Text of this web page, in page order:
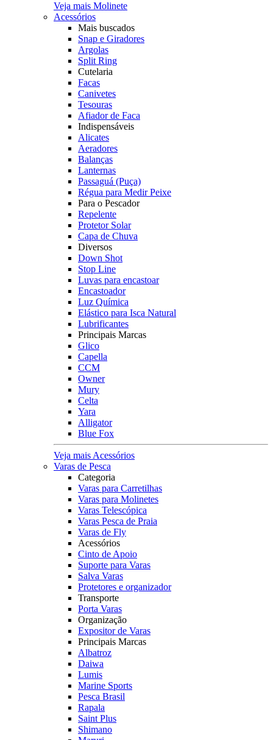
Veja mais Molinete
Acessórios
Mais buscados
Snap e Giradores
Argolas
Split Ring
Cutelaria
Facas
Canivetes
Tesouras
Afiador de Faca
Indispensáveis
Alicates
Aeradores
Balanças
Lanternas
Passaguá (Puça)
Régua para Medir Peixe
Para o Pescador
Repelente
Protetor Solar
Capa de Chuva
Diversos
Down Shot
Stop Line
Luvas para encastoar
Encastoador
Luz Química
Elástico para Isca Natural
Lubrificantes
Principais Marcas
Glico
Capella
CCM
Owner
Mury
Celta
Yara
Alligator
Blue Fox
Veja mais Acessórios
Varas de Pesca
Categoria
Varas para Carretilhas
Varas para Molinetes
Varas Telescópica
Varas Pesca de Praia
Varas de Fly
Acessórios
Cinto de Apoio
Suporte para Varas
Salva Varas
Protetores e organizador
Transporte
Porta Varas
Organização
Expositor de Varas
Principais Marcas
Albatroz
Daiwa
Lumis
Marine Sports
Pesca Brasil
Rapala
Saint Plus
Shimano